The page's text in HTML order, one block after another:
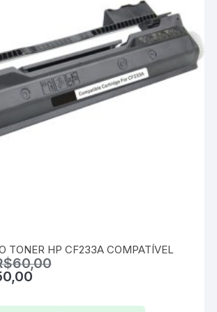
TONER HP CF233A COMPATÍVEL
60,00